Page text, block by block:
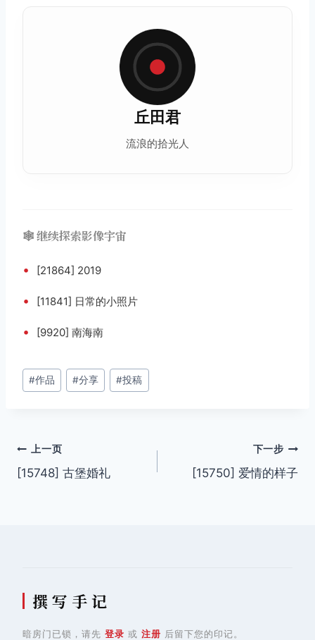
丘田君
流浪的拾光人
🕸️ 继续探索影像宇宙
• [21864] 2019
• [11841] 日常的小照片
• [9920] 南海南
文
章
#作品 #分享 #投稿
文
章
上一页
[15748] 古堡婚礼
下一步
[15750] 爱情的样子
撰 写 手 记
暗房门已锁，请先 登录 或 注册 后留下您的印记。